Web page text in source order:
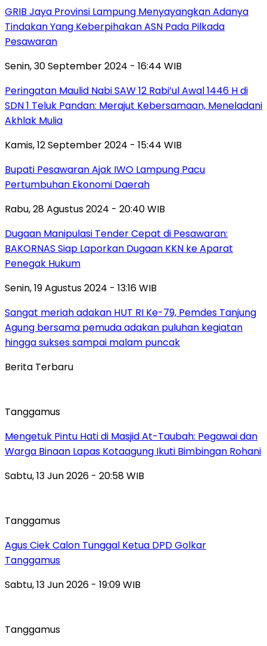
GRIB Jaya Provinsi Lampung Menyayangkan Adanya
Tindakan Yang Keberpihakan ASN Pada Pilkada
Pesawaran
Senin, 30 September 2024 - 16:44 WIB
Peringatan Maulid Nabi SAW 12 Rabi’ul Awal 1446 H di
SDN 1 Teluk Pandan: Merajut Kebersamaan, Meneladani
Akhlak Mulia
Kamis, 12 September 2024 - 15:44 WIB
Bupati Pesawaran Ajak IWO Lampung Pacu
Pertumbuhan Ekonomi Daerah
Rabu, 28 Agustus 2024 - 20:40 WIB
Dugaan Manipulasi Tender Cepat di Pesawaran:
BAKORNAS Siap Laporkan Dugaan KKN ke Aparat
Penegak Hukum
Senin, 19 Agustus 2024 - 13:16 WIB
Sangat meriah adakan HUT RI Ke-79, Pemdes Tanjung
Agung bersama pemuda adakan puluhan kegiatan
hingga sukses sampai malam puncak
Berita Terbaru
Tanggamus
Mengetuk Pintu Hati di Masjid At-Taubah: Pegawai dan
Warga Binaan Lapas Kotaagung Ikuti Bimbingan Rohani
Sabtu, 13 Jun 2026 - 20:58 WIB
Tanggamus
Agus Ciek Calon Tunggal Ketua DPD Golkar
Tanggamus
Sabtu, 13 Jun 2026 - 19:09 WIB
Tanggamus